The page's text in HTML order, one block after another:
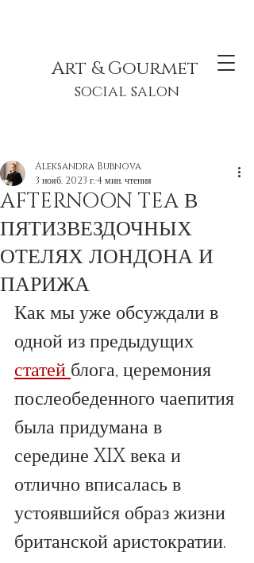
Art & Gourmet
social salon
AFTERNOON TEA В
ПЯТИЗВЕЗДОЧНЫХ
ОТЕЛЯХ ЛОНДОНА И
ПАРИЖА
Aleksandra Bubnova
3 нояб. 2023 г.4 мин. чтения
Как мы уже обсуждали в
одной из предыдущих
статей блога, церемония
послеобеденного чаепития
была придумана в
середине XIX века и
отлично вписалась в
устоявшийся образ жизни
британской аристократии.